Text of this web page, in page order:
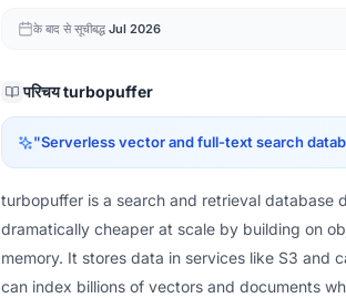
के बाद से सूचीबद्ध Jul 2026
परिचयturbopuffer
"Serverless vector and full-text search
turbopuffer is a search and retrieval
dramatically cheaper at scale by building on
memory. It stores data in services like S3 and
can index billions of vectors and documents